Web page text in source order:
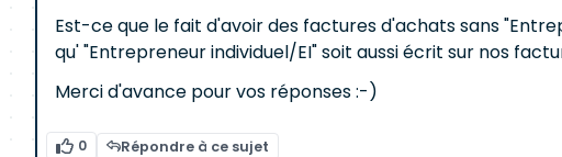
Est-ce que le fait d'avoir des factures d'achats sans
qu' "Entrepreneur individuel/EI" soit aussi écrit sur nos
Merci d'avance pour vos réponses :-)
0 Répondre à ce sujet